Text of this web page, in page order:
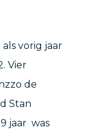
vorig jaar
Vier
de
Stan
jaar was